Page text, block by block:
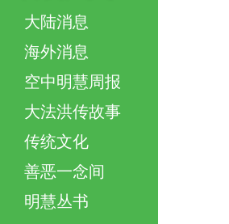
大陆消息
海外消息
空中明慧周报
大法洪传故事
传统文化
善恶一念间
明慧丛书